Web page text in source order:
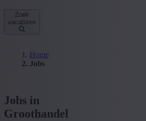
Zoek
vacatures
Home
Jobs
Jobs in
Groothandel